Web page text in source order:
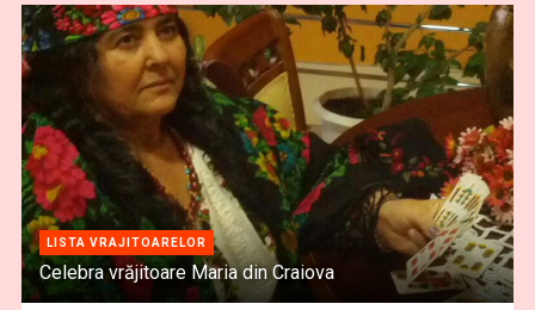
LISTA VRAJITOARELOR
Celebra vrăjitoare Maria din Craiova